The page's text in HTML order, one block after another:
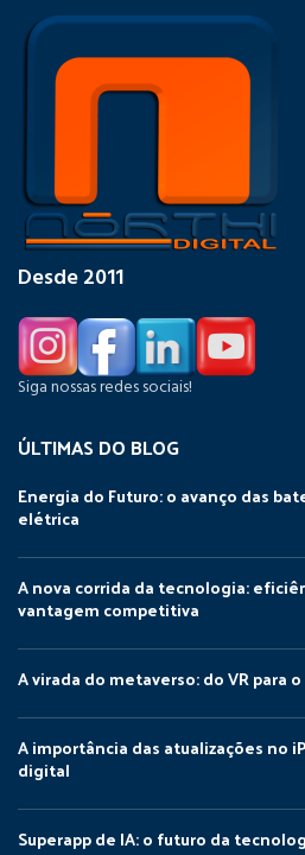
Desde 2011
Siga nossas redes sociais!
ÚLTIMAS DO BLOG
Energia do Futuro: o avanço das
elétrica
A nova corrida da tecnologia:
vantagem competitiva
A virada do metaverso: do VR para
A importância das atualizações no
digital
Superapp de IA: o futuro da